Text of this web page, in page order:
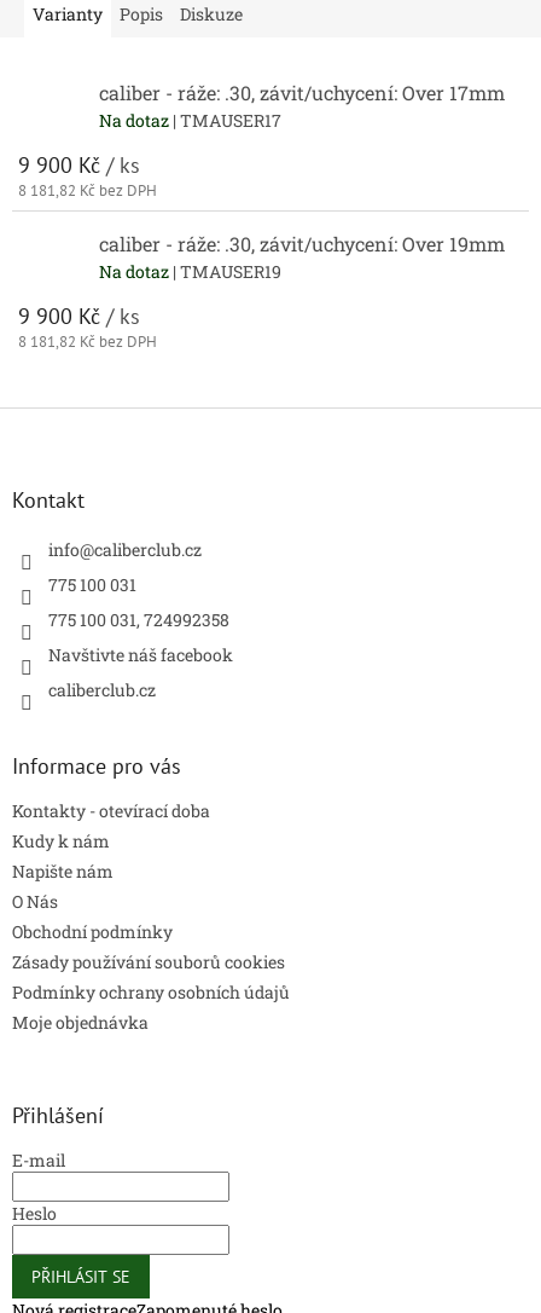
Varianty Popis Diskuze
caliber - ráže: .30, závit/uchycení: Over 17mm
Na dotaz | TMAUSER17
9 900 Kč / ks
8 181,82 Kč bez DPH
caliber - ráže: .30, závit/uchycení: Over 19mm
Na dotaz | TMAUSER19
9 900 Kč / ks
8 181,82 Kč bez DPH
Z
Kontakt
info@caliberclub.cz
775 100 031
775 100 031, 724992358
Navštivte náš facebook
caliberclub.cz
Informace pro vás
Kontakty - otevírací doba
Kudy k nám
Napište nám
O Nás
Obchodní podmínky
Zásady používání souborů cookies
Podmínky ochrany osobních údajů
Moje objednávka
Přihlášení
E-mail
Heslo
PŘIHLÁSIT SE